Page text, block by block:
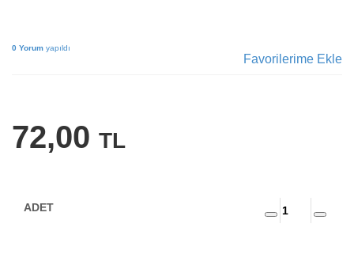
0 Yorum yapıldı
Favorilerime Ekle
72,00 TL